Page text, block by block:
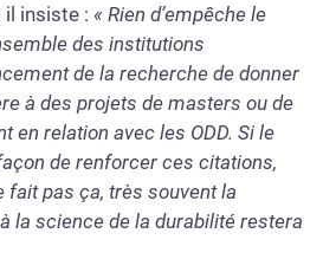
insiste : « Rien d’empêche le
des institutions
de la recherche de donner
à des projets de masters ou de
en relation avec les ODD. Si le
de renforcer ces citations,
fait pas ça, très souvent la
la science de la durabilité restera